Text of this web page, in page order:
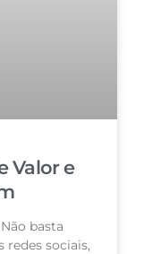
Valor e
basta
redes sociais,